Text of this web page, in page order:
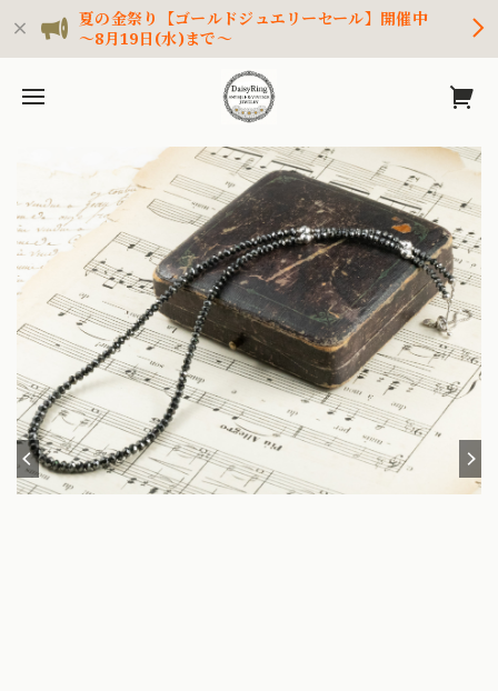
夏の金祭り【ゴールドジュエリーセール】開催中
～8月19日(水)まで～